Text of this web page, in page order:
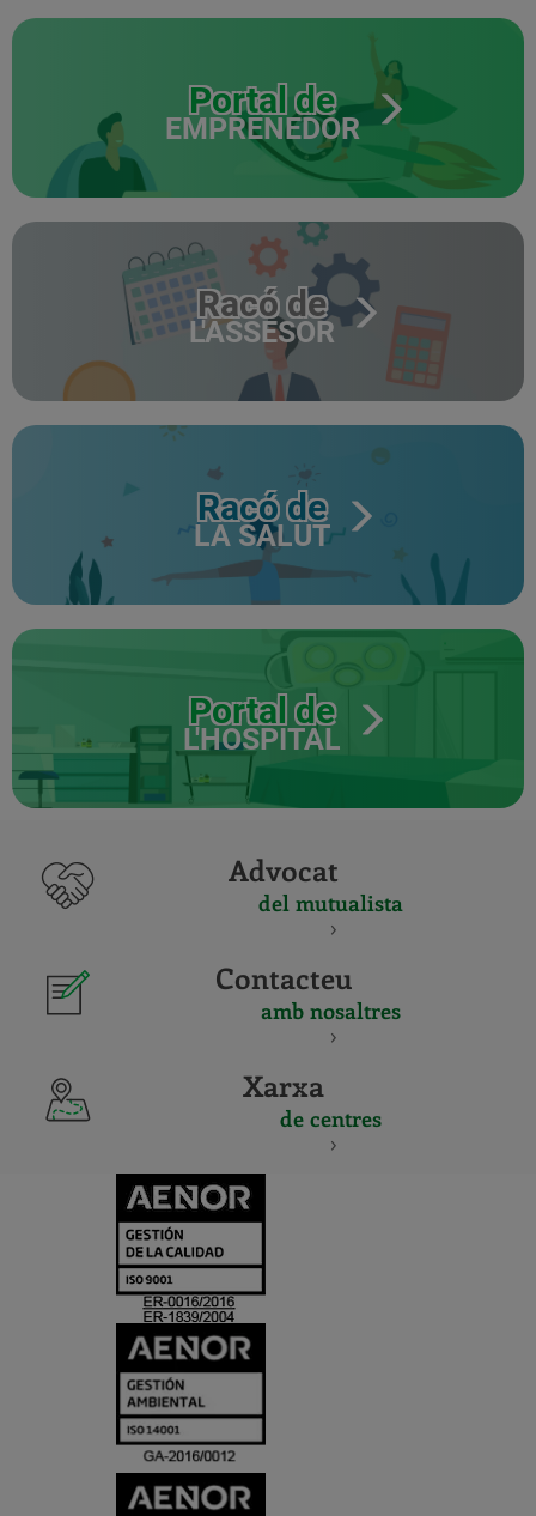
Portal de
EMPRENEDOR
Racó de
L'ASSESOR
Racó de
LA SALUT
Portal de
L'HOSPITAL
Advocat
del mutualista
Contacteu
amb nosaltres
Xarxa
de centres